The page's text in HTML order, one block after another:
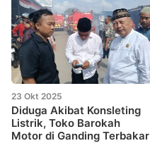
23 Okt 2025
Diduga Akibat Konsleting
Listrik, Toko Barokah
Motor di Ganding Terbakar